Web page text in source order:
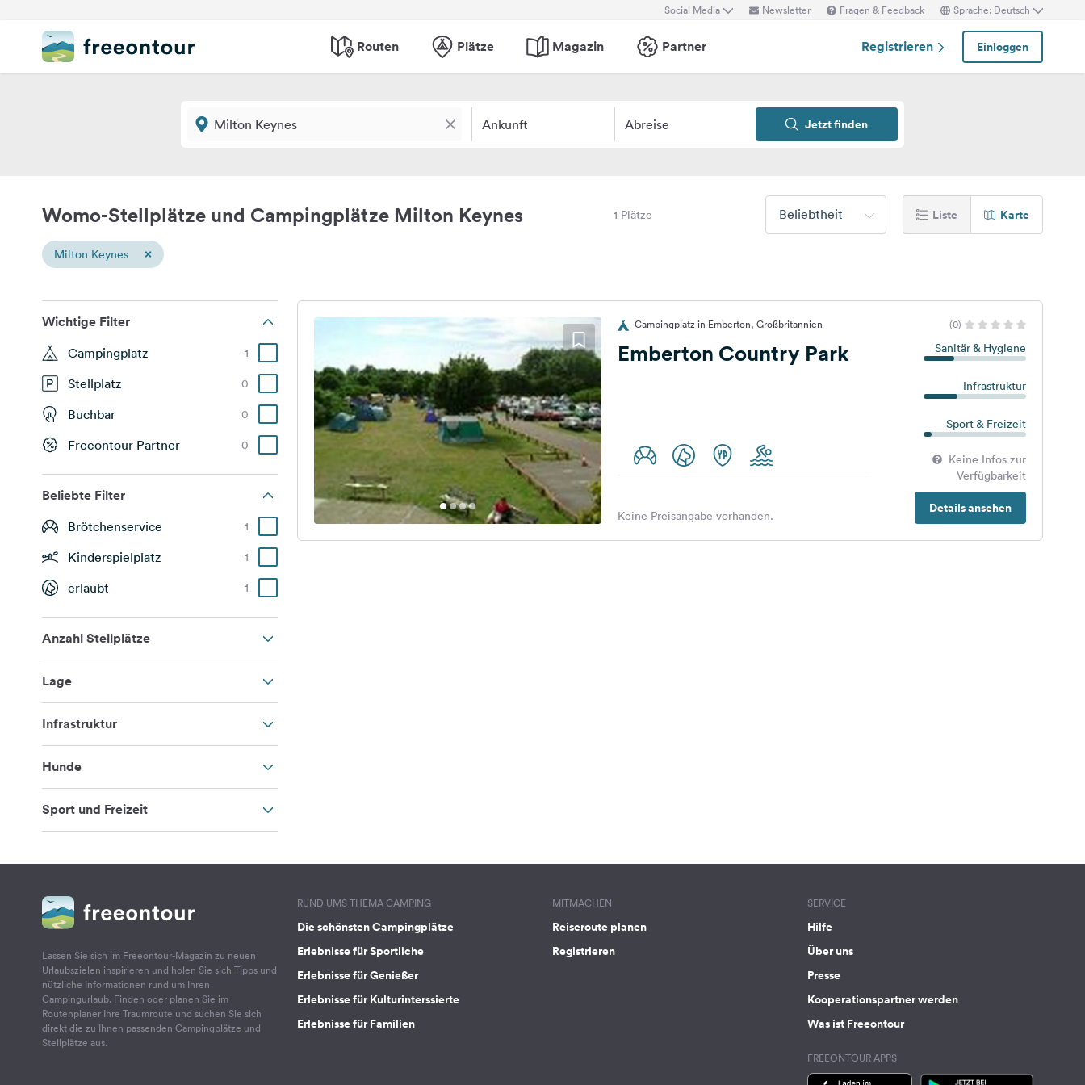
Social Media Newsletter Fragen & Feedback Sprache: Deutsch
Routen Plätze Magazin Partner Registrieren Einloggen
Ankunft Abreise Jetzt finden
Womo-Stellplätze und Campingplätze Milton Keynes 1 Plätze Beliebtheit Liste Karte
Milton Keynes ×
Wichtige Filter
Campingplatz 1
Stellplatz 0
Buchbar 0
Freeontour Partner 0
Beliebte Filter
Brötchenservice 1
Kinderspielplatz 1
erlaubt 1
Anzahl Stellplätze
Lage
Infrastruktur
Hunde
Sport und Freizeit
Campingplatz in Emberton, Großbritannien (0)
Emberton Country Park Sanitär & Hygiene
Infrastruktur
Sport & Freizeit
Keine Infos zur
Verfügbarkeit
Details ansehen
Keine Preisangabe vorhanden.
Lassen Sie sich im Freeontour-Magazin zu neuen
Urlaubszielen inspirieren und holen Sie sich Tipps und
nützliche Informationen rund um Ihren
Campingurlaub. Finden oder planen Sie im
Routenplaner Ihre Traumroute und suchen Sie sich
direkt die zu Ihnen passenden Campingplätze und
Stellplätze aus.
RUND UMS THEMA CAMPING
Die schönsten Campingplätze
Erlebnisse für Sportliche
Erlebnisse für Genießer
Erlebnisse für Kulturinterssierte
Erlebnisse für Familien
MITMACHEN
Reiseroute planen
Registrieren
SERVICE
Hilfe
Über uns
Presse
Kooperationspartner werden
Was ist Freeontour
FREEONTOUR APPS